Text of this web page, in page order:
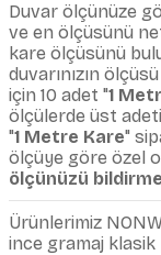
Duvar ölçünüze
ve en ölçüsünü
kare ölçüsünü
duvarınızın
için 10 adet "1
ölçülerde üst
"1 Metre Kare"
ölçüye göre özel
ölçünüzü
Ürünlerimiz
ince gramaj klasik